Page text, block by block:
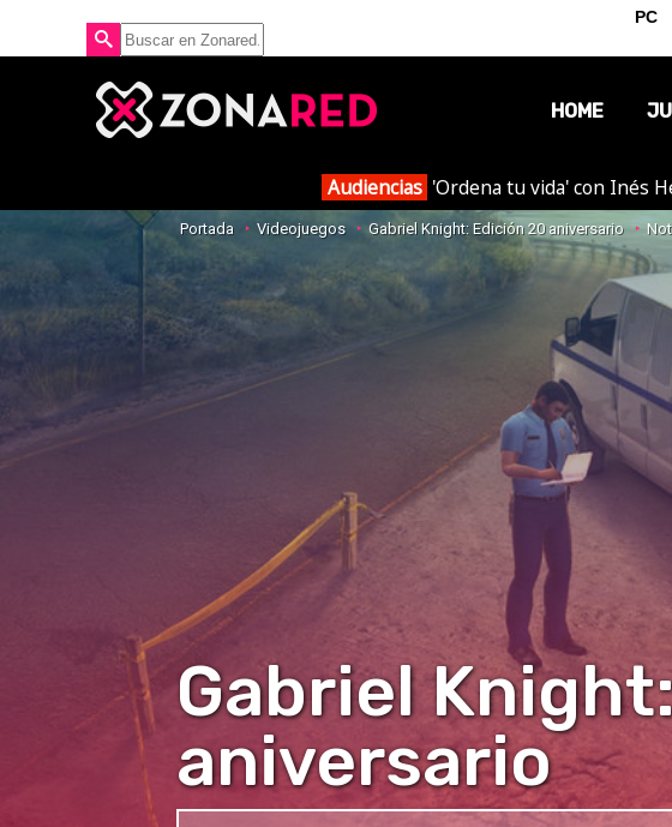
HOME
Audiencias 'Ordena tu vida' con Inés
Portada Videojuegos Gabriel Knight: Edición 20 aniversario
Gabriel
aniversario
PC